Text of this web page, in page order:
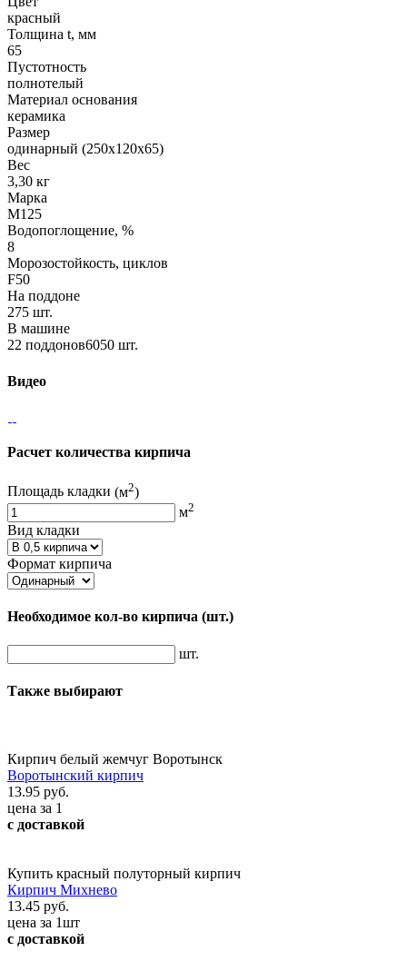
красный
Толщина t, мм
65
Пустотность
полнотелый
Материал основания
керамика
Размер
одинарный (250х120х65)
Вес
3,30 кг
Марка
М125
Водопоглощение, %
8
Морозостойкость, циклов
F50
На поддоне
275 шт.
В машине
22 поддонов6050 шт.
Видео
Расчет количества кирпича
Площадь кладки (м2)
м2
Вид кладки
Формат кирпича
Необходимое кол-во кирпича (шт.)
шт.
Также выбирают
Кирпич белый жемчуг Воротынск
Воротынский кирпич
13.95 руб.
цена за 1
с доставкой
Купить красный полуторный кирпич
Кирпич Михнево
13.45 руб.
цена за 1шт
с доставкой